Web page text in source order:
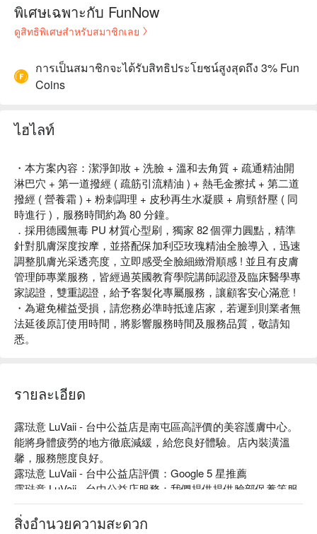
พิเศษเฉพาะกับ FunNow
ดูสิทธิพิเศษสำหรับสมาชิกเลย
การเป็นสมาชิกจะได้รับสิทธิประโยชน์สูงสุดถึง 3% Fun
Coins
ไฮไลท์
・本方案內容：潔淨卸妝 + 洗臉 + 溫和去角質 + 疏通精油開
淋巴穴 + 第一道撥經 ( 疏筋引流精油 ) + 熱毛金擦拭 + 第二道
撥經 ( 營養霜 ) + 粉刺調理 + 皮秒再生水凝膜 + 肩頸舒壓 ( 同
時進行 )，服務時間約為 80 分鐘。
．採用德國無毒 PU 材質心型刷，獨家 82 個彈力圓點，精準
針對肌膚深度按摩，並搭配保加利亞玫瑰精油全臉導入，迅速
調整肌膚光采透亮度，立即感受全臉細緻滑順感 ! 並且有皮膚
管理師專業服務，皆經過英國教育學院講師認證及臨床醫學專
家認證，雙重認證，給予客製化專屬服務，讓顧客安心滿意 !
・為避免權益受損，請您務必準時抵達店家，若遲到則業者無
法延後原訂使用時間，將影響服務時間及服務品質，敬請知
悉。
รายละเอียด
露琺意 LuVaii - 台中公益店是南屯區高評價的美容護膚中心。
能將身體疲勞的地方徹底減緩，給您良好體驗。店內裝潢溫
馨，服務態度良好。
露琺意 LuVaii - 台中公益店評價：Google 5 星推薦
露琺意 LuVaii - 台中公益店服務：我們提供提供臉部保養等服
務
露琺意 LuVaii - 台中公益店推薦：專業團隊依照每個人不同的
สิ่งอำนวยความสะดวก